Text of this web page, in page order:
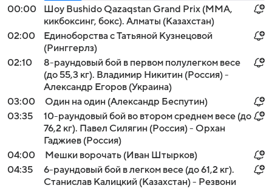
00:00
Шоу Bushido Qazaqstan Grand Prix (MMA,
кикбоксинг, бокс). Алматы (Казахстан)
02:00
Единоборства с Татьяной Кузнецовой
(Ринггерлз)
02:10
8-раундовый бой в первом полулегком весе
(до 55,3 кг). Владимир Никитин (Россия) -
Александр Егоров (Украина)
03:00
Один на один (Александр Беспутин)
03:35
10-раундовый бой во втором среднем весе (до
76,2 кг). Павел Силягин (Россия) - Орхан
Гаджиев (Россия)
04:00
Мешки ворочать (Иван Штырков)
04:35
6-раундовый бой в легком весе (до 61,2 кг).
Станислав Калицкий (Казахстан) - Резвони